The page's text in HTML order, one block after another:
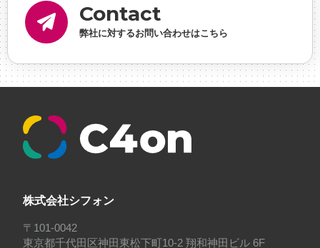
理・ゲームPM
#勉強会
に理解した
#採用
#採用向け #新卒 #新卒採用
#歓迎会
ュー
#福利厚生
プロジェクト・サービス
#行事
Contact
弊社に対するお問い合わせはこちら
株式会社シフォン
〒101-0042
東京都千代田区神田東松下町10-2 翔和神田ビル 6F